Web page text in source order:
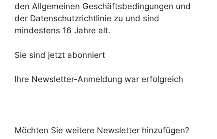
den Allgemeinen Geschäftsbedingungen und
der Datenschutzrichtlinie zu und sind
mindestens 16 Jahre alt.
Sie sind jetzt abonniert
Ihre Newsletter-Anmeldung war erfolgreich
Möchten Sie weitere Newsletter hinzufügen?